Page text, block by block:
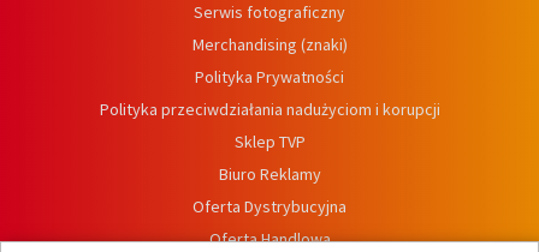
Serwis fotograficzny
Merchandising (znaki)
Polityka Prywatności
Polityka przeciwdziałania nadużyciom i korupcji
Sklep TVP
Biuro Reklamy
Oferta Dystrybucyjna
Oferta Handlowa